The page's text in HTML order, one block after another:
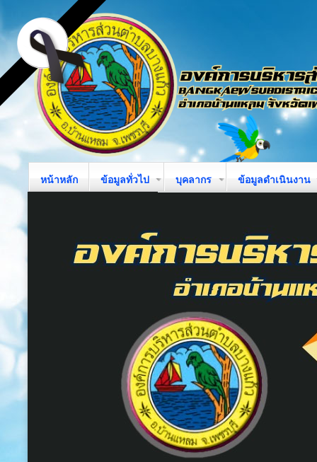
หน้าหลัก ข้อมูลทั่วไป บุคลากร ข้อมูลดำเนินงาน